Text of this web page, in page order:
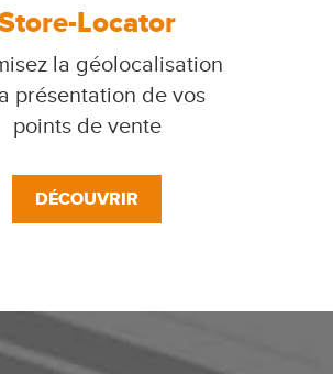
Locator
la géolocalisation
présentation de vos
points de vente
DÉCOUVRIR